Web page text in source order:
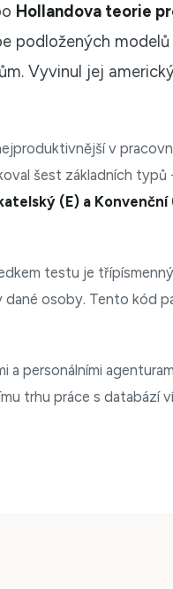
Hollandova teorie
podložených
Vyvinul jej
v
šest základních typů
(E) a Konvenční
testu je třípísmenný
osoby. Tento kód
a personálními
trhu práce s databází